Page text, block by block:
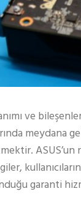
ve
meydana
garanti